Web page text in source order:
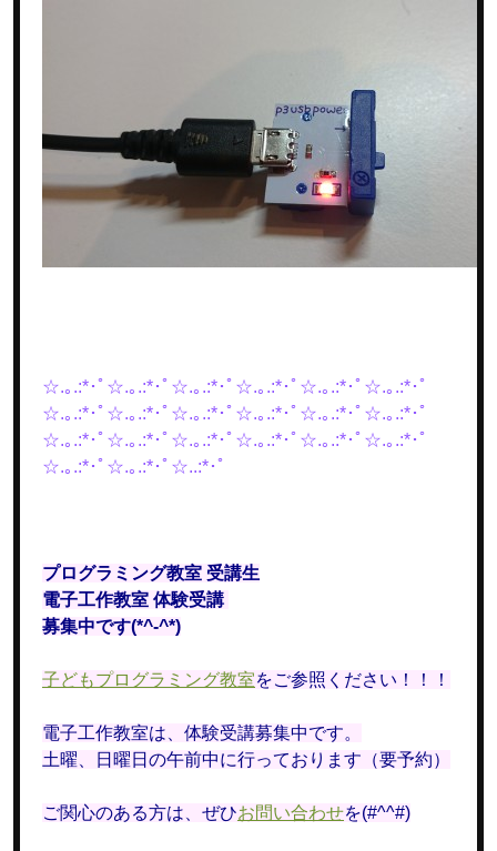
☆.｡.:*･ﾟ☆.｡.:*･ﾟ☆.｡.:*･ﾟ☆.｡.:*･ﾟ☆.｡.:*･ﾟ☆.｡.:*･ﾟ
☆.｡.:*･ﾟ☆.｡.:*･ﾟ☆.｡.:*･ﾟ☆.｡.:*･ﾟ☆.｡.:*･ﾟ☆.｡.:*･ﾟ
☆.｡.:*･ﾟ☆.｡.:*･ﾟ☆.｡.:*･ﾟ☆.｡.:*･ﾟ☆.｡.:*･ﾟ☆.｡.:*･ﾟ
☆.｡.:*･ﾟ☆.｡.:*･ﾟ☆..:*･ﾟ
プログラミング教室 受講生
電子工作教室 体験受講
募集中です(*^-^*)
子どもプログラミング教室をご参照ください！！！
電子工作教室は、体験受講募集中です。
土曜、日曜日の午前中に行っております（要予約）
ご関心のある方は、ぜひお問い合わせを(#^^#)